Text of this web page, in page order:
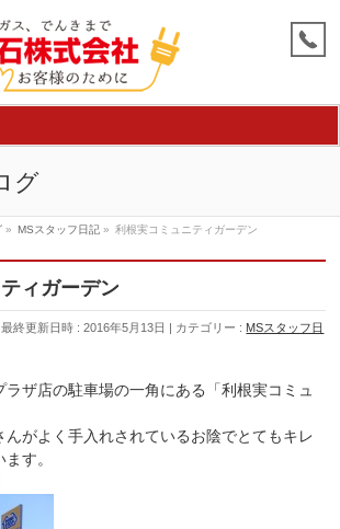
グ
» MSスタッフ日記 » 利根実コミュニティガーデン
ィガーデン
最終更新日時 : 2016年5月13日 カテゴリー : MSスタッフ日
ラザ店の駐車場の一角にある「利根実コミュ
んがよく手入れされているお陰でとてもキレ
す。